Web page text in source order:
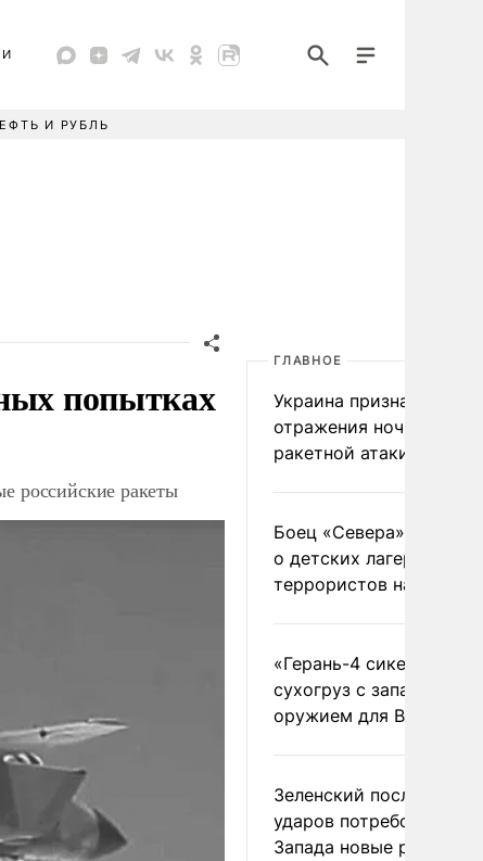
И РУБЛЬ
попытках
российские ракеты
ГЛАВНОЕ
Украина признала
отражения ночной
ракетной атаки
Боец «Севера»
о детских лагерях
террористов на
«Герань-4 сикер»
сухогруз с западным
оружием для ВСУ
Зеленский после
ударов потребовал у
Запада новые ракеты